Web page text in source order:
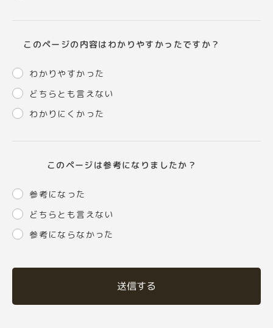
このページの内容はわかりやすかったですか？
わかりやすかった
どちらとも言えない
わかりにくかった
このページは参考になりましたか？
参考になった
どちらとも言えない
参考にならなかった
送信する